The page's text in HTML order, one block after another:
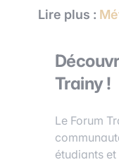
Lire plus :
Trainy !
Le Forum
étudiants